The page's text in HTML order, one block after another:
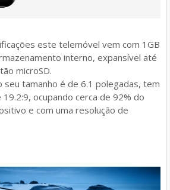
este telemóvel vem com 1GB
interno, expansível até
microSD.
seu tamanho é de 6.1 polegadas, tem
ocupando cerca de 92% do
e com uma resolução de